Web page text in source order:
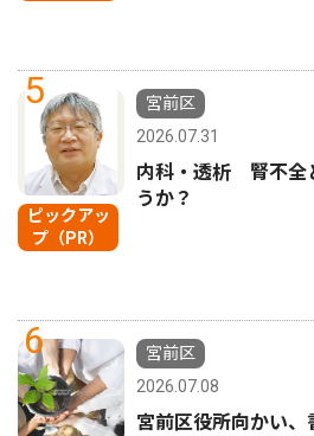
5
ピックアッ
プ（PR）
宮前区
2026.07.31
内科・透析 腎不全
うか？
6
宮前区
2026.07.08
宮前区役所向かい